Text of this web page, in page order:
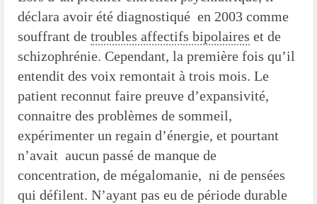
déclara avoir été diagnostiqué en 2003 comme
souffrant detroubles affectifs bipolaires et de
schizophrénie. Cependant, la première fois qu’il
entendit des voix remontait à trois mois. Le
patient reconnut faire preuve d’expansivité,
connaitre des problèmes de sommeil,
expérimenter un regain d’énergie, et pourtant
n’avait aucun passé de manque de
concentration, de mégalomanie, ni de pensées
qui défilent. N’ayant pas eu de période durable